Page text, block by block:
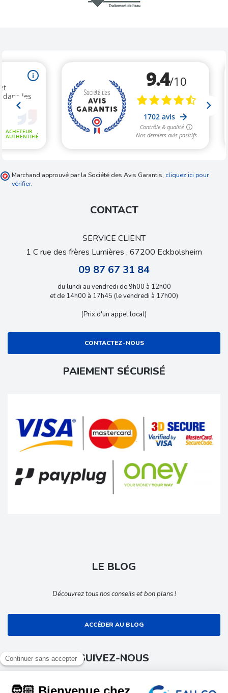
Marchand approuvé par la Société des Avis Garantis, cliquez ici pour
vérifier.
CONTACT
SERVICE CLIENT
1 C rue des frères Lumières , 67200 Eckbolsheim
09 87 67 31 84
du lundi au vendredi de 9h00 à 12h00
et de 14h00 à 17h45 (le vendredi à 17h00)
(Prix d'un appel local)
CONTACTEZ-NOUS
PAIEMENT SÉCURISÉ
LE BLOG
Découvrez tous nos conseils et bon plans !
ACCÉDER AU BLOG
SUIVEZ-NOUS
Suivez toute l’actualité EAU-GO